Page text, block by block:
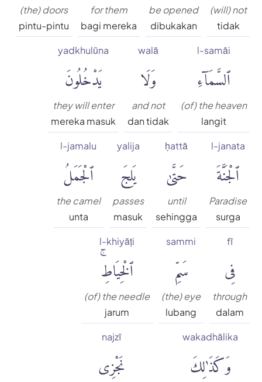
(will) not
tidak
be opened
dibukakan
for them
bagi mereka
(the) doors
pintu-pintu
l-samāi
ٱلسَّمَآءِ
(of) the heaven
langit
walā
وَلَا
and not
dan tidak
yadkhulūna
يَدْخُلُونَ
they will enter
mereka masuk
l-janata
ٱلْجَنَّةَ
Paradise
surga
ḥattā
حَتَّىٰ
until
sehingga
yalija
يَلِجَ
passes
masuk
l-jamalu
ٱلْجَمَلُ
the camel
unta
fī
فِى
through
dalam
sammi
سَمِّ
(the) eye
lubang
l-khiyāṭi
ٱلْخِيَاطِۚ
(of) the needle
jarum
wakadhālika
وَكَذَٰلِكَ
najzī
نَجْزِى